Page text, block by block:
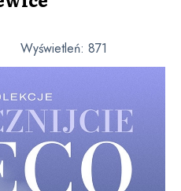
Wyświetleń: 871